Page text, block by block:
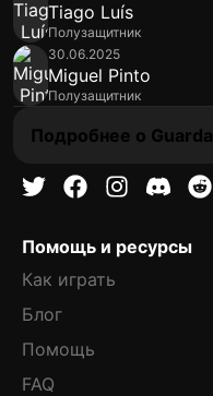
Tiago Luís
Полузащитник
30.06.2025
Miguel Pinto
Полузащитник
Подробнее о Guarda
Помощь и ресурсы
Как играть
Блог
Помощь
FAQ